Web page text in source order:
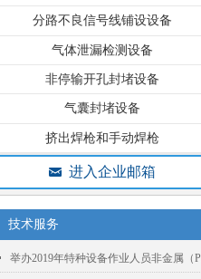
分路不良信号线铺设设备
气体泄漏检测设备
非停输开孔封堵设备
气囊封堵设备
挤出焊枪和手动焊枪
낂 进入企业邮箱
技术服务